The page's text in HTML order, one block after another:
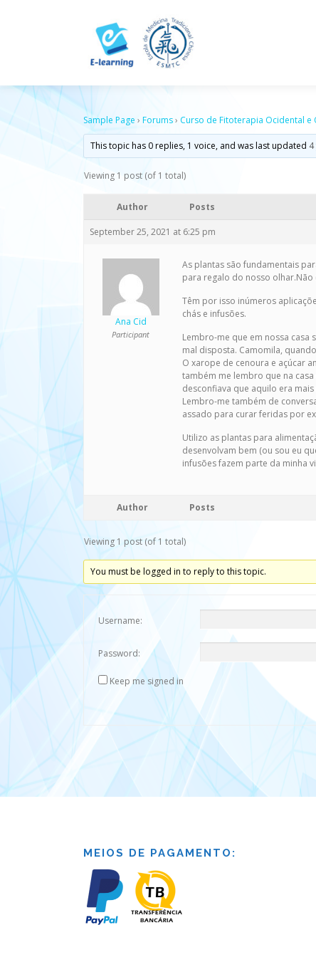
Sample Page › Forums› Curso de Fitoterapia Ocidental e
This topic has 0 replies, 1 voice, and was last updated
Viewing 1 post (of 1 total)
Author Posts
September 25, 2021 at 6:25 pm
Ana Cid
Participant
As plantas são fundamentais
para regalo do nosso
Têm por isso inúmeros
chás e infusões.
Lembro-me que em nossa casa
mal disposta. Camomila,
O xarope de cenoura e açúcar
também me lembro que na
desconfiava que aquilo era
Lembro-me também de
assado para curar feridas por
Utilizo as plantas para
desenvolvam bem (ou sou eu
infusões fazem parte da minha
Author Posts
Viewing 1 post (of 1 total)
You must be logged in to reply to this topic.
Username:
Password:
Keep me signed in
MEIOS DE PAGAMENTO: